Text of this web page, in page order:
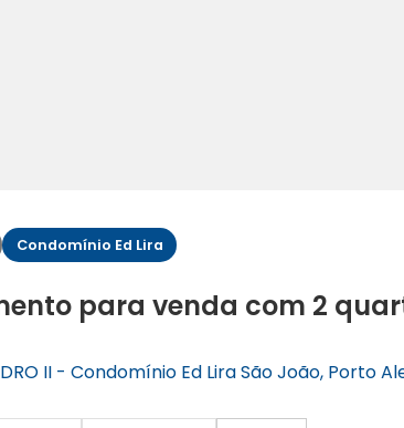
Condomínio Ed Lira
para venda com 2
II - Condomínio Ed Lira São João, Porto